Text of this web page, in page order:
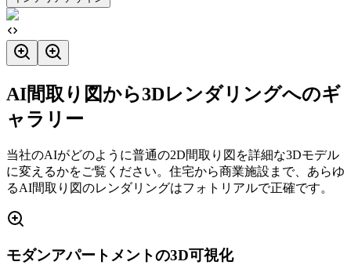
AI間取り図から3Dレンダリングへのギ
ャラリー
当社のAIがどのように普通の2D間取り図を詳細な3Dモデル
に変えるかをご覧ください。住宅から商業施設まで、あらゆ
るAI間取り図のレンダリングはフォトリアルで正確です。
モダンアパートメントの3D可視化